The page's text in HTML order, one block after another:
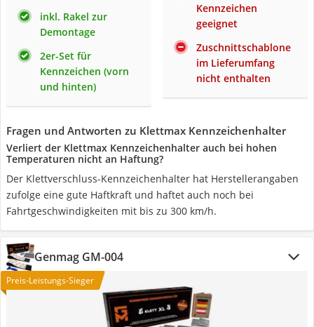
inkl. Rakel zur
Demontage
2er-Set für
Kennzeichen (vorn
und hinten)
Kennzeichen
geeignet
Zuschnittschablone
im Lieferumfang
nicht enthalten
Fragen und Antworten zu Klettmax Kennzeichenhalter
Verliert der Klettmax Kennzeichenhalter auch bei hohen
Temperaturen nicht an Haftung?
Der Klettverschluss-Kennzeichenhalter hat Herstellerangaben
zufolge eine gute Haftkraft und haftet auch noch bei
Fahrtgeschwindigkeiten mit bis zu 300 km/h.
Genmag ‎GM-004
Preis-Leistungs-Sieger